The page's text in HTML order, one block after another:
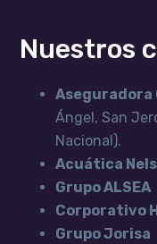
Nuestros
Aseguradora
Ángel, San
Nacional).
Acuática
Grupo ALSEA
Corporativo
GrupoJorisa